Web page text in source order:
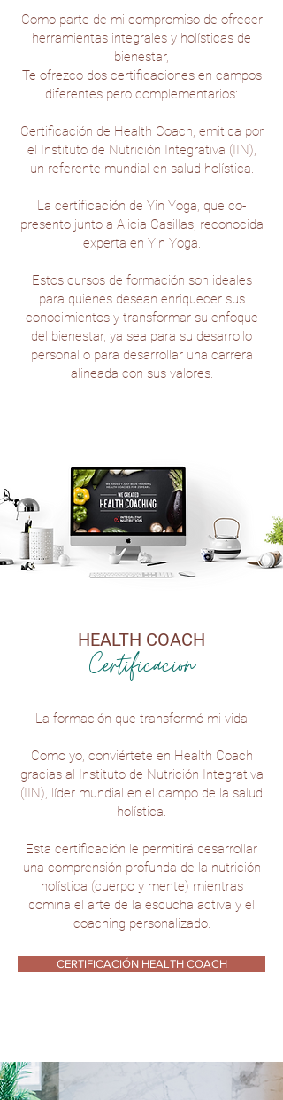
Como parte de mi compromiso de ofrecer
herramientas integrales y holísticas de
bienestar,
Te ofrezco dos certificaciones en campos
diferentes pero complementarios:
Certificación de Health Coach, emitida por
el Instituto de Nutrición Integrativa (IIN),
un referente mundial en salud holística.​
La certificación de Yin Yoga, que co-
presento junto a Alicia Casillas, reconocida
experta en Yin Yoga.
Estos cursos de formación son ideales
para quienes desean enriquecer sus
conocimientos y transformar su enfoque
del bienestar, ya sea para su desarrollo
personal o para desarrollar una carrera
alineada con sus valores.
HEALTH COACH
Certificacion
¡La formación que transformó mi vida!
Como yo, conviértete en Health Coach
gracias al Instituto de Nutrición Integrativa
(IIN), líder mundial en el campo de la salud
holística.
Esta certificación le permitirá desarrollar
una comprensión profunda de la nutrición
holística (cuerpo y mente) mientras
domina el arte de la escucha activa y el
coaching personalizado.
CERTIFICACIÓN HEALTH COACH